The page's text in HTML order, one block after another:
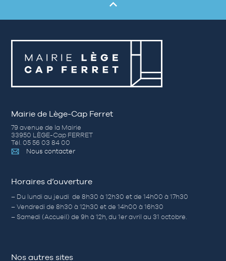
Mairie de Lège-Cap Ferret
79 avenue de la Mairie
33950 LÈGE-Cap FERRET
Tél. 05 56 03 84 00
Nous contacter
Horaires d’ouverture
– Du lundi au jeudi de 8h30 à 12h30 et de 14h00 à 17h30
– Vendredi de 8h30 à 12h30 et de 14h00 à 16h30
– Samedi (Accueil) de 9h à 12h, du 1er avril au 31 octobre.
Nos autres sites